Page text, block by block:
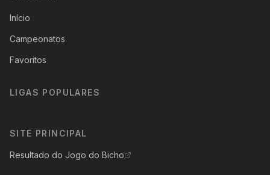
Início
Campeonatos
Favoritos
LIGAS POPULARES
SITE PRINCIPAL
Resultado do Jogo do Bicho